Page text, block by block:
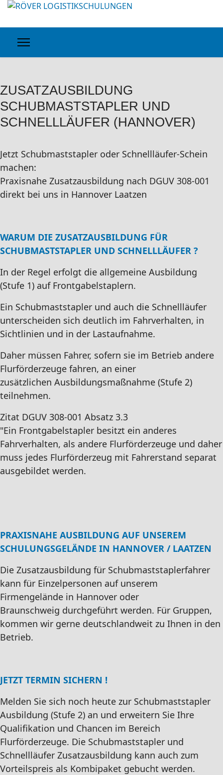
ZUSATZAUSBILDUNG
SCHUBMASTSTAPLER UND
SCHNELLLÄUFER (HANNOVER)
Jetzt Schubmaststapler oder Schnellläufer-Schein
machen:
Praxisnahe Zusatzausbildung nach DGUV 308-001
direkt bei uns in Hannover Laatzen
WARUM DIE ZUSATZAUSBILDUNG FÜR
SCHUBMASTSTAPLER UND SCHNELLLÄUFER ?
In der Regel erfolgt die allgemeine Ausbildung
(Stufe 1) auf Frontgabelstaplern.
Ein Schubmaststapler und auch die Schnellläufer
unterscheiden sich deutlich im Fahrverhalten, in
Sichtlinien und in der Lastaufnahme.
Daher müssen Fahrer, sofern sie im Betrieb andere
Flurförderzeuge fahren, an einer
zusätzlichen Ausbildungsmaßnahme (Stufe 2)
teilnehmen.
Zitat DGUV 308-001 Absatz 3.3
"Ein Frontgabelstapler besitzt ein anderes
Fahrverhalten, als andere Flurförderzeuge und daher
muss jedes Flurförderzeug mit Fahrerstand separat
ausgebildet werden.
PRAXISNAHE AUSBILDUNG AUF UNSEREM
SCHULUNGSGELÄNDE IN HANNOVER / LAATZEN
Die Zusatzausbildung für Schubmaststaplerfahrer
kann für Einzelpersonen auf unserem
Firmengelände in Hannover oder
Braunschweig durchgeführt werden. Für Gruppen,
kommen wir gerne deutschlandweit zu Ihnen in den
Betrieb.
JETZT TERMIN SICHERN !
Melden Sie sich noch heute zur Schubmaststapler
Ausbildung (Stufe 2) an und erweitern Sie Ihre
Qualifikation und Chancen im Bereich
Flurförderzeuge. Die Schubmaststapler und
Schnellläufer Zusatzausbildung kann auch zum
Vorteilspreis als Kombipaket gebucht werden.